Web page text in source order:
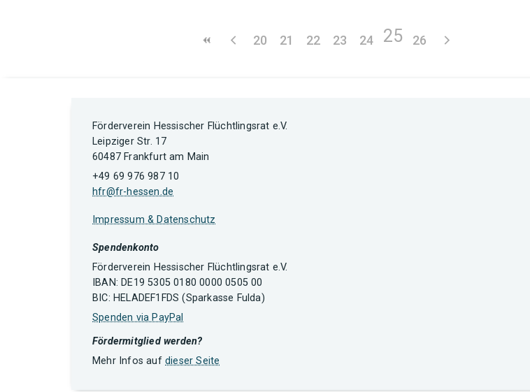
20 21 22 23 24 25 26
Förderverein Hessischer Flüchtlingsrat e.V.
Leipziger Str. 17
60487 Frankfurt am Main
+49 69 976 987 10
hfr@fr-hessen.de
Impressum & Datenschutz
Spendenkonto
Förderverein Hessischer Flüchtlingsrat e.V.
IBAN: DE19 5305 0180 0000 0505 00
BIC: HELADEF1FDS (Sparkasse Fulda)
Spenden via PayPal
Fördermitglied werden?
Mehr Infos auf dieser Seite